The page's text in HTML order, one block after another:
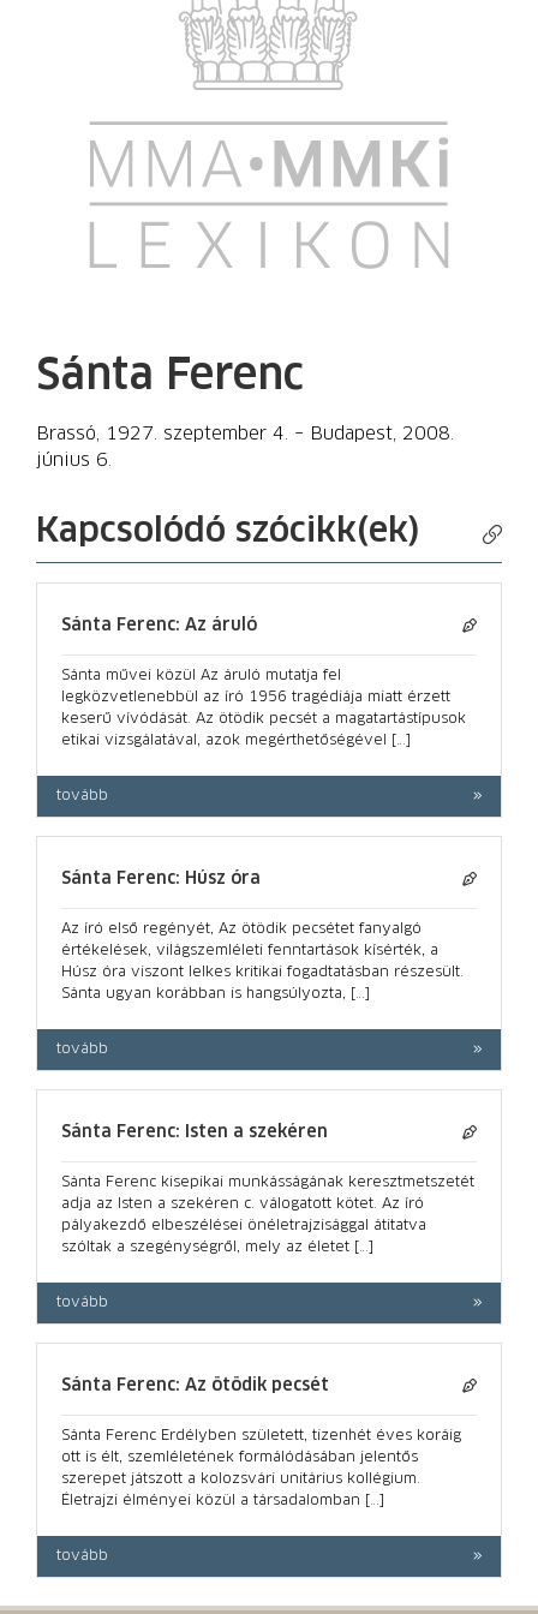
Sánta Ferenc
Brassó, 1927. szeptember 4. – Budapest, 2008.
június 6.
Kapcsolódó szócikk(ek)
Sánta Ferenc: Az áruló
Sánta művei közül Az áruló mutatja fel
legközvetlenebbül az író 1956 tragédiája miatt érzett
keserű vívódását. Az ötödik pecsét a magatartástípusok
etikai vizsgálatával, azok megérthetőségével […]
tovább
Sánta Ferenc: Húsz óra
Az író első regényét, Az ötödik pecsétet fanyalgó
értékelések, világszemléleti fenntartások kísérték, a
Húsz óra viszont lelkes kritikai fogadtatásban részesült.
Sánta ugyan korábban is hangsúlyozta, […]
tovább
Sánta Ferenc: Isten a szekéren
Sánta Ferenc kisepikai munkásságának keresztmetszetét
adja az Isten a szekéren c. válogatott kötet. Az író
pályakezdő elbeszélései önéletrajzisággal átitatva
szóltak a szegénységről, mely az életet […]
tovább
Sánta Ferenc: Az ötödik pecsét
Sánta Ferenc Erdélyben született, tizenhét éves koráig
ott is élt, szemléletének formálódásában jelentős
szerepet játszott a kolozsvári unitárius kollégium.
Életrajzi élményei közül a társadalomban […]
tovább